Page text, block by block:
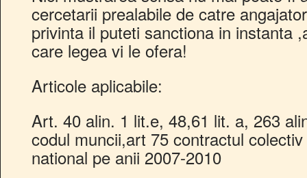
cercetarii prealabile de catre
privinta il puteti sanctiona in instanta
care legea vi le ofera!
Articole aplicabile:
Art. 40 alin. 1 lit.e, 48,61 lit. a, 263
codul muncii,art 75 contractul
national pe anii 2007-2010